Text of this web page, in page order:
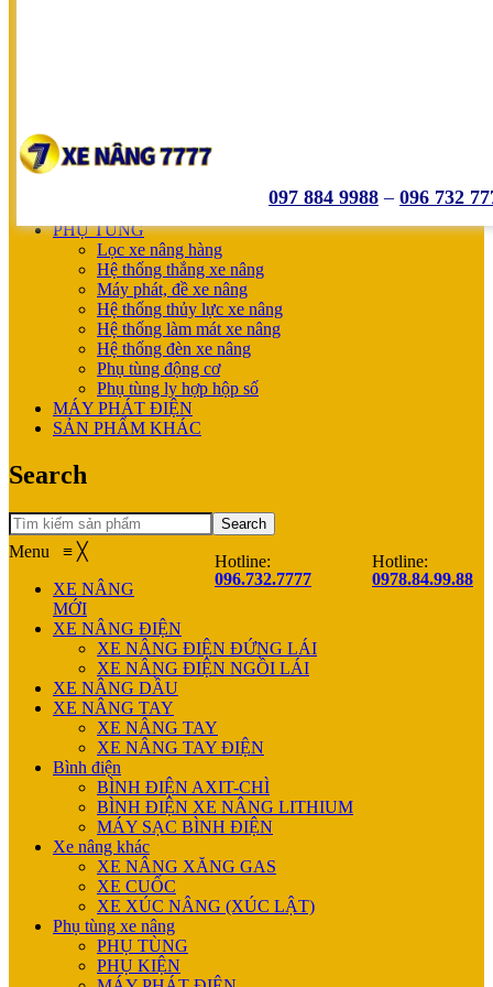
XE NÂNG TAY
XE NÂNG TAY
PHỤ TÙNG
Lọc xe nâng hàng
Hệ thống thắng xe nâng
Máy phát, đề xe nâng
Hệ thống thủy lực xe nâng
Hệ thống làm mát xe nâng
Hệ thống đèn xe nâng
Phụ tùng động cơ
Phụ tùng ly hợp hộp số
MÁY PHÁT ĐIỆN
SẢN PHẨM KHÁC
Search
Search
Hotline:
096.732.7777
Hotline:
0978.84.99.88
Menu ≡ ╳
XE NÂNG
MỚI
XE NÂNG ĐIỆN
XE NÂNG ĐIỆN ĐỨNG LÁI
XE NÂNG ĐIỆN NGỒI LÁI
XE NÂNG DẦU
XE NÂNG TAY
XE NÂNG TAY
XE NÂNG TAY ĐIỆN
Bình điện
BÌNH ĐIỆN AXIT-CHÌ
BÌNH ĐIỆN XE NÂNG LITHIUM
MÁY SẠC BÌNH ĐIỆN
Xe nâng khác
XE NÂNG XĂNG GAS
XE CUỐC
XE XÚC NÂNG (XÚC LẬT)
Phụ tùng xe nâng
PHỤ TÙNG
PHỤ KIỆN
097 884 9988 – 096 732